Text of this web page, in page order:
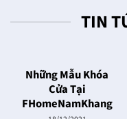
TIN
Những Mẫu Khóa
Cửa Tại
FHomeNamKhang